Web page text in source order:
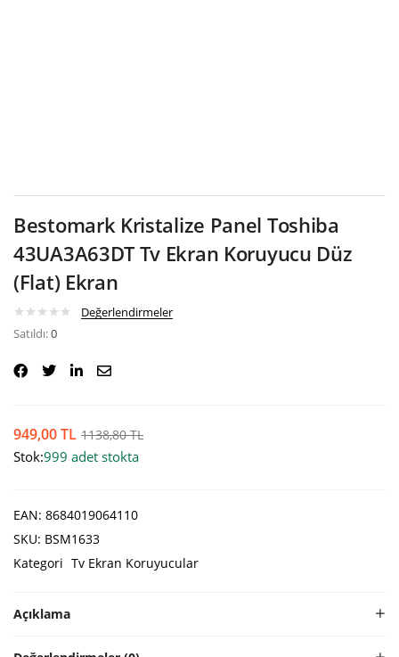
Bestomark Kristalize Panel Toshiba
43UA3A63DT Tv Ekran Koruyucu Düz
(Flat) Ekran
Değerlendirmeler
Satıldı:0
949,00TL 1138,80TL
Stok:999 adet stokta
EAN: 8684019064110
SKU: BSM1633
Kategori Tv Ekran Koruyucular
Açıklama